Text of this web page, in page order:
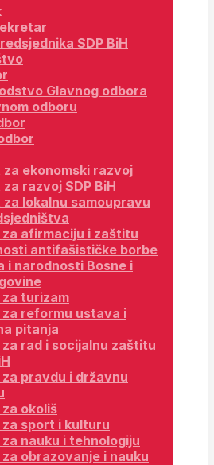
SDP BiH
Glavnog odbora
odboru
ekonomski razvoj
razvoj SDP BiH
lokalnu samoupravu
za afirmaciju i zaštitu
antifašističke borbe
i narodnosti Bosne i
za turizam
za reformu ustava i
pitanja
za rad i socijalnu zaštitu
za pravdu i državnu
okoliš
za sport i kulturu
nauku i tehnologiju
obrazovanje i nauku